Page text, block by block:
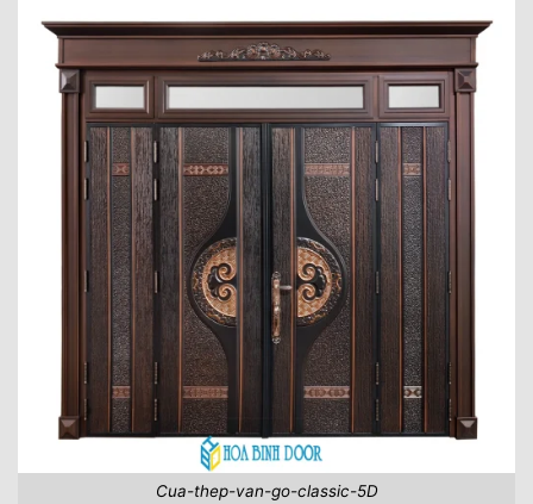
Cua-thep-van-go-classic-5D